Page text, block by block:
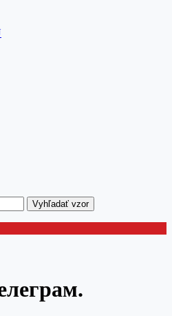
Vyhľadať vzor